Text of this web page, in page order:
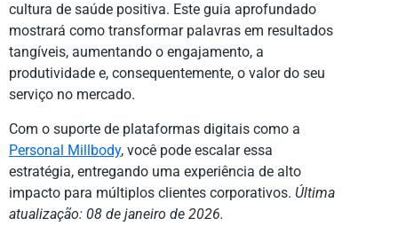
cultura de saúde positiva. Este guia aprofundado
mostrará como transformar palavras em resultados
tangíveis, aumentando o engajamento, a
produtividade e, consequentemente, o valor do seu
serviço no mercado.
Com o suporte de plataformas digitais como a
Personal Millbody, você pode escalar essa
estratégia, entregando uma experiência de alto
impacto para múltiplos clientes corporativos. Última
atualização: 08 de janeiro de 2026.